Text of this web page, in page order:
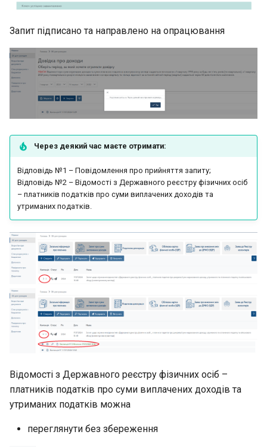
Запит підписано та направлено на опрацювання
Через деякий час маєте отримати:
Відповідь №1 – Повідомлення про прийняття запиту;
Відповідь №2 – Відомості з Державного реєстру фізичних осіб
– платників податків про суми виплачених доходів та
утриманих податків.
Відомості з Державного реєстру фізичних осіб –
платників податків про суми виплачених доходів та
утриманих податків можна
переглянути без збереження